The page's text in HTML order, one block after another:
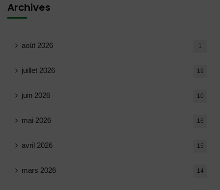
Archives
août 2026 1
juillet 2026 19
juin 2026 10
mai 2026 16
avril 2026 15
mars 2026 14